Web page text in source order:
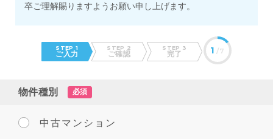
卒ご理解賜りますようお願い申し上げます。
STEP 1
ご入力
STEP 2
ご確認
STEP 3
完了 1 /7
物件種別 必須
中古マンション